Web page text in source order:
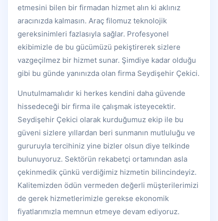
etmesini bilen bir firmadan hizmet alın ki aklınız
aracınızda kalmasın. Araç filomuz teknolojik
gereksinimleri fazlasıyla sağlar. Profesyonel
ekibimizle de bu gücümüzü pekiştirerek sizlere
vazgeçilmez bir hizmet sunar. Şimdiye kadar olduğu
gibi bu günde yanınızda olan firma Seydişehir Çekici.
Unutulmamalıdır ki herkes kendini daha güvende
hissedeceği bir firma ile çalışmak isteyecektir.
Seydişehir Çekici olarak kurduğumuz ekip ile bu
güveni sizlere yıllardan beri sunmanın mutluluğu ve
gururuyla tercihiniz yine bizler olsun diye telkinde
bulunuyoruz. Sektörün rekabetçi ortamından asla
çekinmedik çünkü verdiğimiz hizmetin bilincindeyiz.
Kalitemizden ödün vermeden değerli müşterilerimizi
de gerek hizmetlerimizle gerekse ekonomik
fiyatlarımızla memnun etmeye devam ediyoruz.